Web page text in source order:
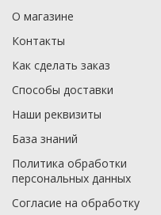
О магазине
Контакты
Как сделать заказ
Способы доставки
Наши реквизиты
База знаний
Политика обработки
персональных данных
Согласие на обработку